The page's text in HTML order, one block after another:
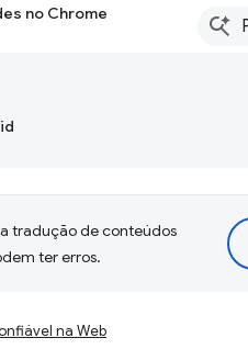
no Chrome
tradução de conteúdos
ter erros.
na Web